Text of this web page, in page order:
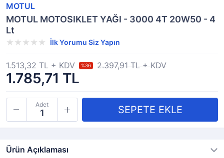
MOTUL
MOTUL MOTOSIKLET YAĞI - 3000 4T 20W50 - 4
Lt
İlk Yorumu Siz Yapın
1.785,71 TL
1.513,32 TL + KDV %36 2.397,91 TL + KDV
Adet
Ürün Açıklaması